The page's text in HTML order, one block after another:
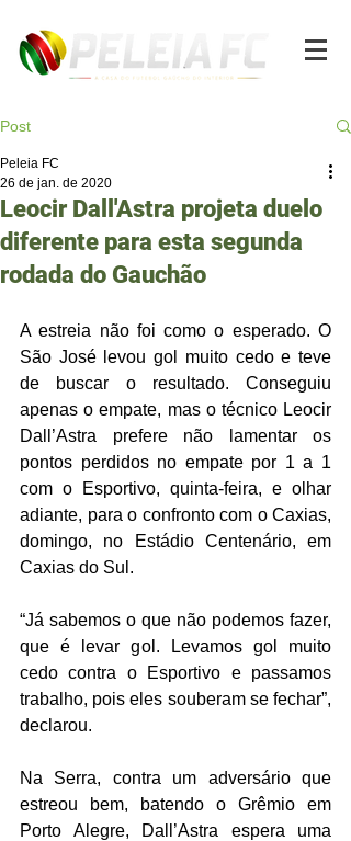
Post
Leocir Dall'Astra projeta duelo
diferente para esta segunda
rodada do Gauchão
Peleia FC
26 de jan. de 2020
A estreia não foi como o esperado. O
São José levou gol muito cedo e teve
de buscar o resultado. Conseguiu
apenas o empate, mas o técnico Leocir
Dall’Astra prefere não lamentar os
pontos perdidos no empate por 1 a 1
com o Esportivo, quinta-feira, e olhar
adiante, para o confronto com o Caxias,
domingo, no Estádio Centenário, em
Caxias do Sul.
“Já sabemos o que não podemos fazer,
que é levar gol. Levamos gol muito
cedo contra o Esportivo e passamos
trabalho, pois eles souberam se fechar”,
declarou.
Na Serra, contra um adversário que
estreou bem, batendo o Grêmio em
Porto Alegre, Dall’Astra espera uma